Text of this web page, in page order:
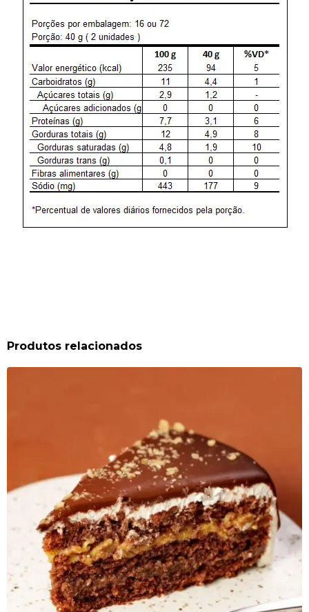
Produtos relacionados